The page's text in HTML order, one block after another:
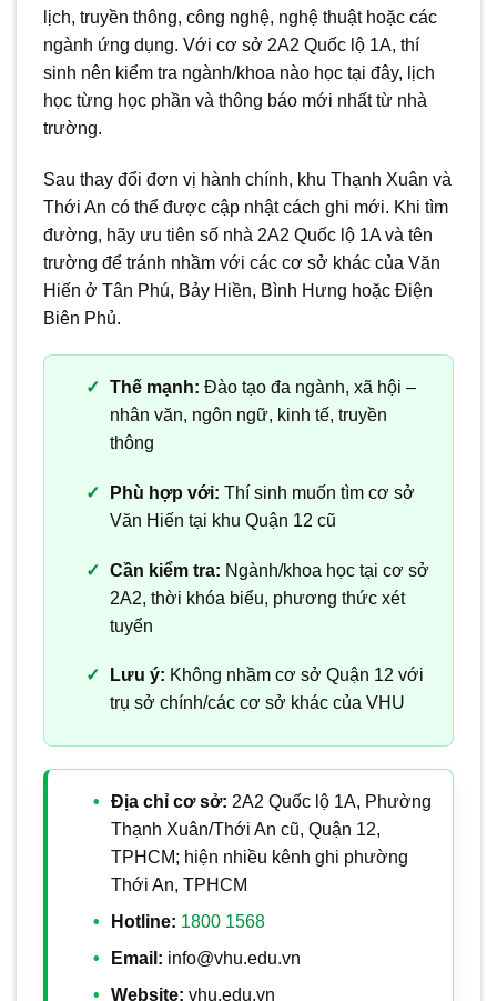
lịch, truyền thông, công nghệ, nghệ thuật hoặc các
ngành ứng dụng. Với cơ sở 2A2 Quốc lộ 1A, thí
sinh nên kiểm tra ngành/khoa nào học tại đây, lịch
học từng học phần và thông báo mới nhất từ nhà
trường.
Sau thay đổi đơn vị hành chính, khu Thạnh Xuân và
Thới An có thể được cập nhật cách ghi mới. Khi tìm
đường, hãy ưu tiên số nhà 2A2 Quốc lộ 1A và tên
trường để tránh nhầm với các cơ sở khác của Văn
Hiến ở Tân Phú, Bảy Hiền, Bình Hưng hoặc Điện
Biên Phủ.
Thế mạnh: Đào tạo đa ngành, xã hội –
nhân văn, ngôn ngữ, kinh tế, truyền
thông
Phù hợp với: Thí sinh muốn tìm cơ sở
Văn Hiến tại khu Quận 12 cũ
Cần kiểm tra: Ngành/khoa học tại cơ sở
2A2, thời khóa biểu, phương thức xét
tuyển
Lưu ý: Không nhầm cơ sở Quận 12 với
trụ sở chính/các cơ sở khác của VHU
Địa chỉ cơ sở: 2A2 Quốc lộ 1A, Phường
Thạnh Xuân/Thới An cũ, Quận 12,
TPHCM; hiện nhiều kênh ghi phường
Thới An, TPHCM
Hotline: 1800 1568
Email: info@vhu.edu.vn
Website: vhu.edu.vn